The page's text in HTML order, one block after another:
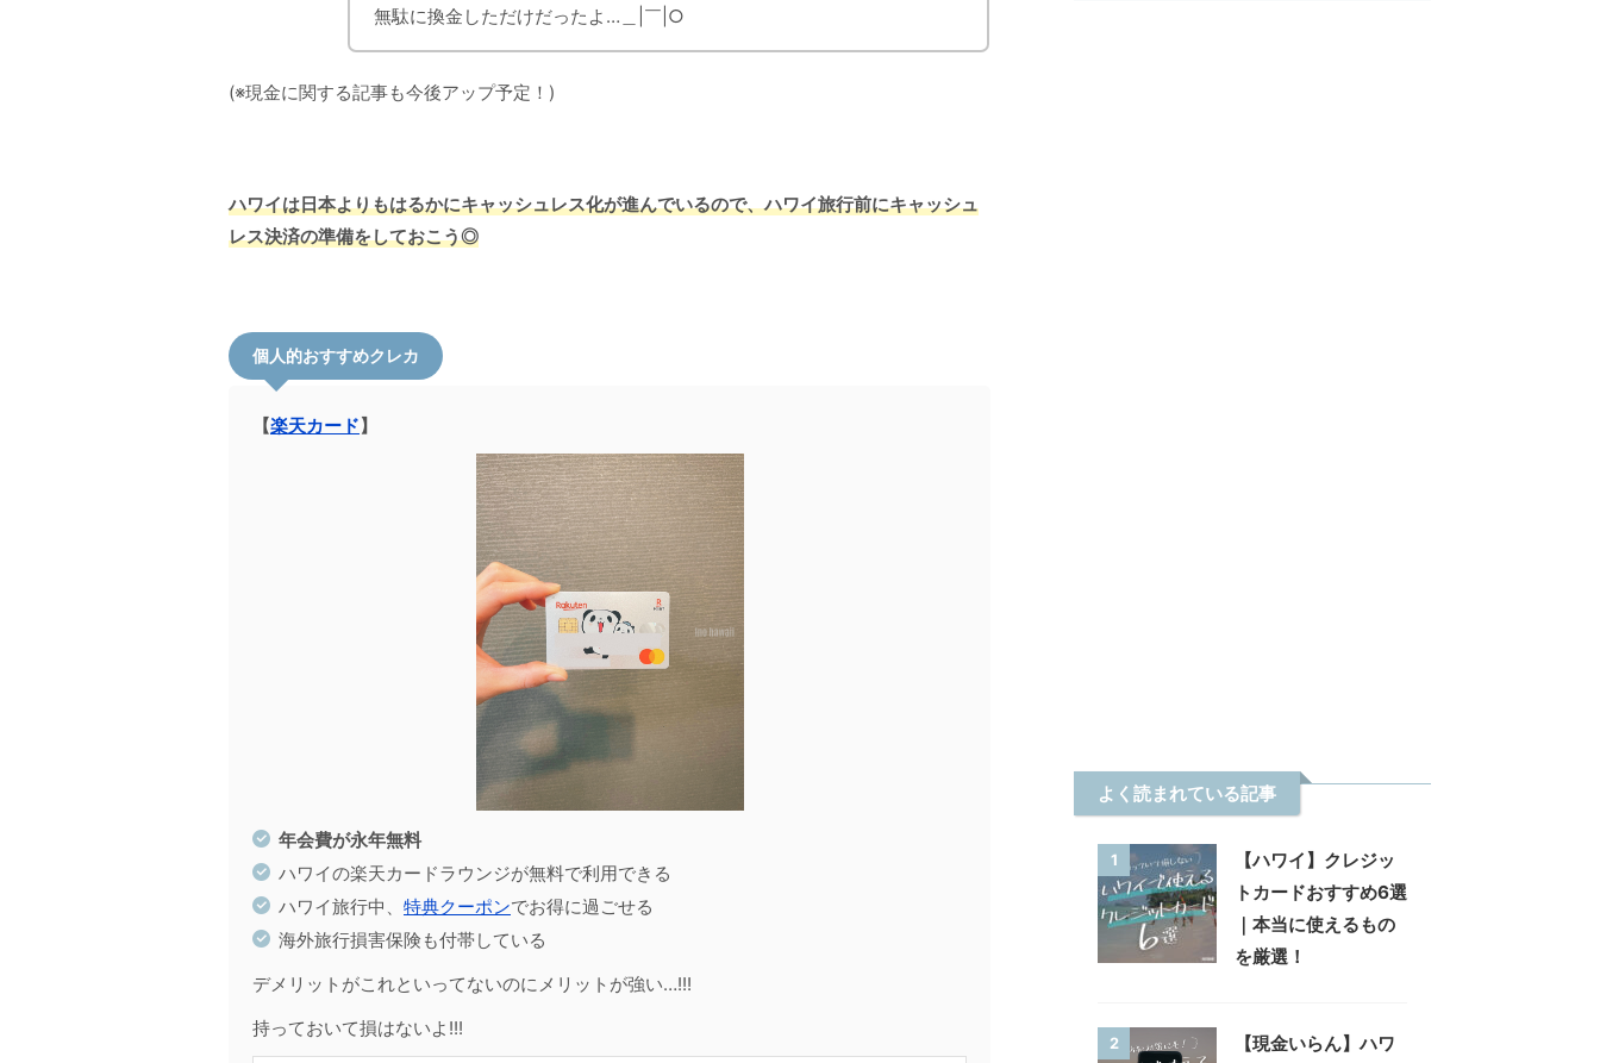
無駄に換金しただけだったよ…＿|￣|○
(※現金に関する記事も今後アップ予定！)
ハワイは日本よりもはるかにキャッシュレス化が進んでいるので、ハワイ旅行前にキャッシュ
レス決済の準備をしておこう◎
個人的おすすめクレカ
【楽天カード】
年会費が永年無料
ハワイの楽天カードラウンジが無料で利用できる
ハワイ旅行中、 特典クーポンでお得に過ごせる
海外旅行損害保険も付帯している
デメリットがこれといってないのにメリットが強い…!!!
持っておいて損はないよ!!!
よく読まれている記事
1
【ハワイ】クレジッ
トカードおすすめ6選
｜本当に使えるもの
を厳選！
2
【現金いらん】ハワ